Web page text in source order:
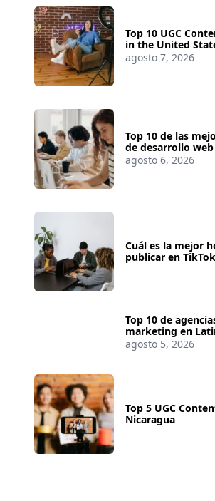
Top 10 UGC
in the United
agosto 7, 2026
Top 10 de las
de desarrollo
agosto 6, 2026
Cuál es la mejor
publicar en
Top 10 de
marketing en
agosto 5, 2026
Top 5 UGC
Nicaragua